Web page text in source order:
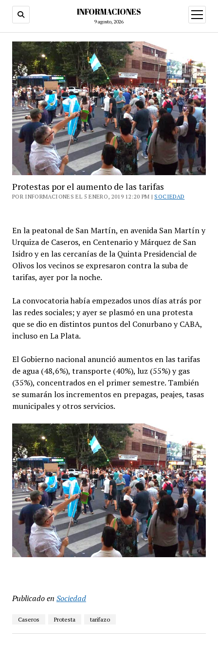
INFORMACIONES
9 agosto, 2026
abrir
menú
Protestas por el aumento de las tarifas
POR INFORMACIONES EL 5 ENERO, 2019 12:20 PM | SOCIEDAD
En la peatonal de San Martín, en avenida San Martín y
Urquiza de Caseros, en Centenario y Márquez de San
Isidro y en las cercanías de la Quinta Presidencial de
Olivos los vecinos se expresaron contra la suba de
tarifas, ayer por la noche.
La convocatoria había empezados unos días atrás por
las redes sociales; y ayer se plasmó en una protesta
que se dio en distintos puntos del Conurbano y CABA,
incluso en La Plata.
El Gobierno nacional anunció aumentos en las tarifas
de agua (48,6%), transporte (40%), luz (55%) y gas
(35%), concentrados en el primer semestre. También
se sumarán los incrementos en prepagas, peajes, tasas
municipales y otros servicios.
Publicado en Sociedad
Caseros Protesta tarifazo